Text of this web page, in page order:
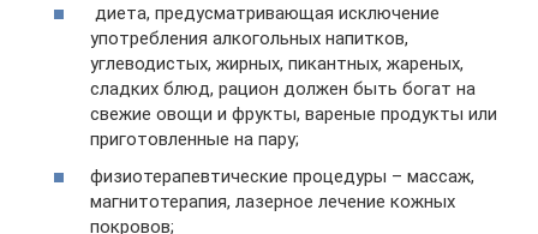
диета, предусматривающая исключение
употребления алкогольных напитков,
углеводистых, жирных, пикантных, жареных,
сладких блюд, рацион должен быть богат на
свежие овощи и фрукты, вареные продукты или
приготовленные на пару;
физиотерапевтические процедуры – массаж,
магнитотерапия, лазерное лечение кожных
покровов;